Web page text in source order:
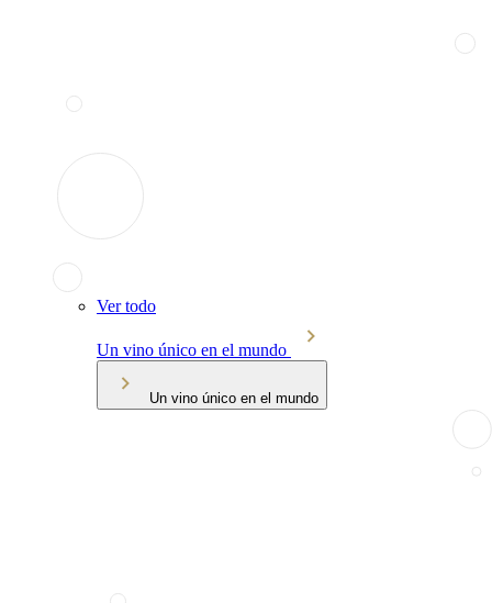
Ver todo
Un vino único en el mundo
Un vino único en el mundo